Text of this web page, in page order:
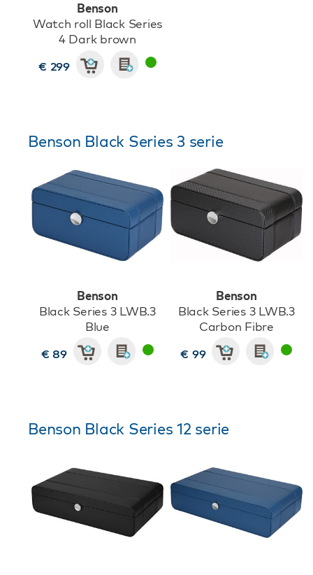
Benson
Watch roll Black Series
4 Dark brown
€ 299
Benson Black Series 3 serie
Benson
Black Series 3 LWB.3
Blue
€ 89
Benson
Black Series 3 LWB.3
Carbon Fibre
€ 99
Benson Black Series 12 serie